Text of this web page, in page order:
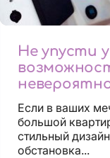
Не упусти
Если в ваших
большой
стильный
обстановка...